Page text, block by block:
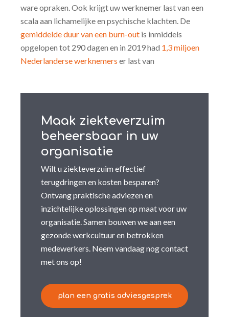
ware opraken. Ook krijgt uw werknemer last van een
scala aan lichamelijke en psychische klachten. De
gemiddelde duur van een burn-out is inmiddels
opgelopen tot 290 dagen en in 2019 had 1,3 miljoen
Nederlanderse werknemers er last van
Maak ziekteverzuim
beheersbaar in uw
organisatie
Wilt u ziekteverzuim effectief
terugdringen en kosten besparen?
Ontvang praktische adviezen en
inzichtelijke oplossingen op maat voor uw
organisatie. Samen bouwen we aan een
gezonde werkcultuur en betrokken
medewerkers. Neem vandaag nog contact
met ons op!
plan een gratis adviesgesprek